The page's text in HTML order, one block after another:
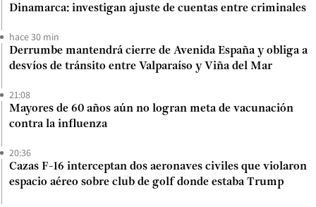
Dinamarca: investigan ajuste de cuentas entre criminales
hace 30 min
Derrumbe mantendrá cierre de Avenida España y obliga a
desvíos de tránsito entre Valparaíso y Viña del Mar
21:08
Mayores de 60 años aún no logran meta de vacunación
contra la influenza
20:36
Cazas F-16 interceptan dos aeronaves civiles que violaron
espacio aéreo sobre club de golf donde estaba Trump